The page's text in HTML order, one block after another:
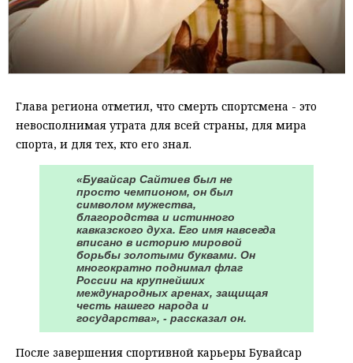
Глава региона отметил, что смерть спортсмена - это
невосполнимая утрата для всей страны, для мира
спорта, и для тех, кто его знал.
«Бувайсар Сайтиев был не
просто чемпионом, он был
символом мужества,
благородства и истинного
кавказского духа. Его имя навсегда
вписано в историю мировой
борьбы золотыми буквами. Он
многократно поднимал флаг
России на крупнейших
международных аренах, защищая
честь нашего народа и
государства», - рассказал он.
После завершения спортивной карьеры Бувайсар